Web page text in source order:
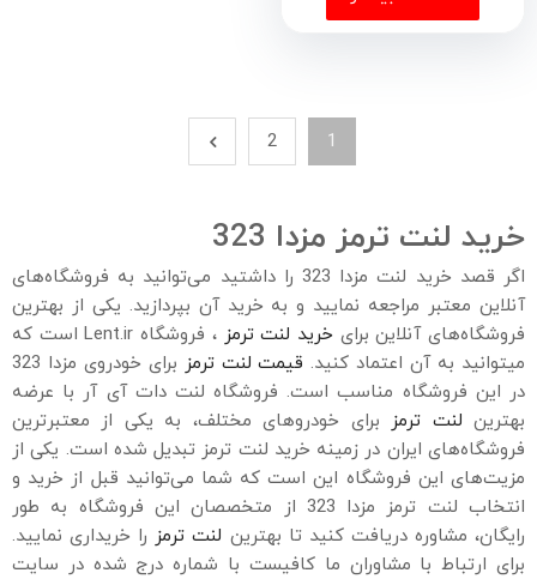
1
2
خرید لنت ترمز مزدا 323
اگر قصد خرید لنت مزدا 323 را داشتید می‌توانید به فروشگاه‌های
آنلاین معتبر مراجعه نمایید و به خرید آن بپردازید. یکی از بهترین
فروشگاه‌های آنلاین برای خرید لنت ترمز
، فروشگاه Lent.ir است که
میتوانید به آن اعتماد کنید. قیمت لنت ترمز
برای خودروی مزدا 323
در این فروشگاه مناسب است. فروشگاه لنت دات آی آر با عرضه
بهترین لنت ترمز
برای خودروهای مختلف، به یکی از معتبرترین
فروشگاه‌های ایران در زمینه خرید لنت ترمز تبدیل شده است. یکی از
مزیت‌های این فروشگاه این است که شما می‌توانید قبل از خرید و
انتخاب لنت ترمز مزدا 323 از متخصصان این فروشگاه به طور
رایگان، مشاوره دریافت کنید تا بهترین لنت ترمز را خریداری نمایید.
برای ارتباط با مشاوران ما کافیست با شماره درج شده در سایت